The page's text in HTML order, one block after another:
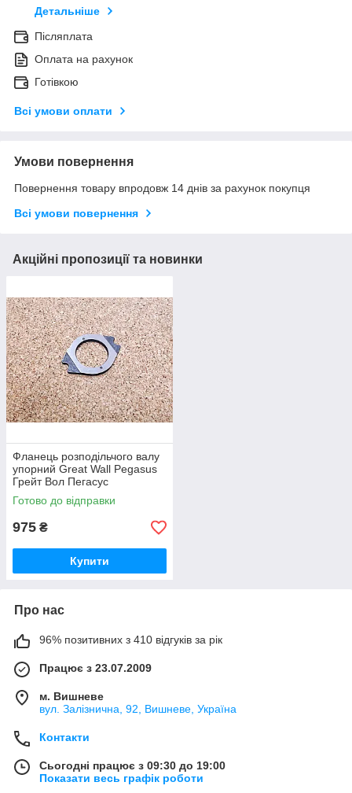
Детальніше
Післяплата
Оплата на рахунок
Готівкою
Всі умови оплати
Умови повернення
Повернення товару впродовж 14 днів за рахунок покупця
Всі умови повернення
Акційні пропозиції та новинки
Фланець розподільчого валу
упорний Great Wall Pegasus
Грейт Вол Пегасус
Готово до відправки
975 ₴
Купити
Про нас
96% позитивних з 410 відгуків за рік
Працює з 23.07.2009
м. Вишневе
вул. Залізнична, 92, Вишневе, Україна
Контакти
Сьогодні працює з 09:30 до 19:00
Показати весь графік роботи